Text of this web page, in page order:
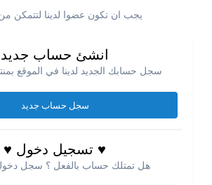
يجب ان تكون عضوا لدينا لتتمكن من
انشئ حساب جديد
سجل حسابك الجديد لدينا في الموقع
سجل حساب جديد
♥ تسجيل دخول ♥
هل تمتلك حساب بالفعل ؟ سجل